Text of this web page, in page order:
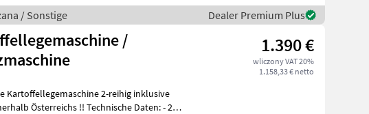
/ Sonstige Dealer Premium Plus
/
1.390 €
wliczony VAT 20%
1.158,33 € netto
Kartoffellegemaschine 2-reihig inklusive
!! Technische Daten: - 2-